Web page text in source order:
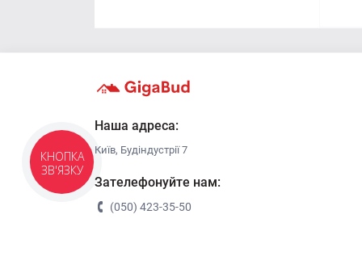
Терка будівельна
Шпатель
Наша адреса:
Київ, Будіндустрії 7
Зателефонуйте нам:
(050) 423-35-50